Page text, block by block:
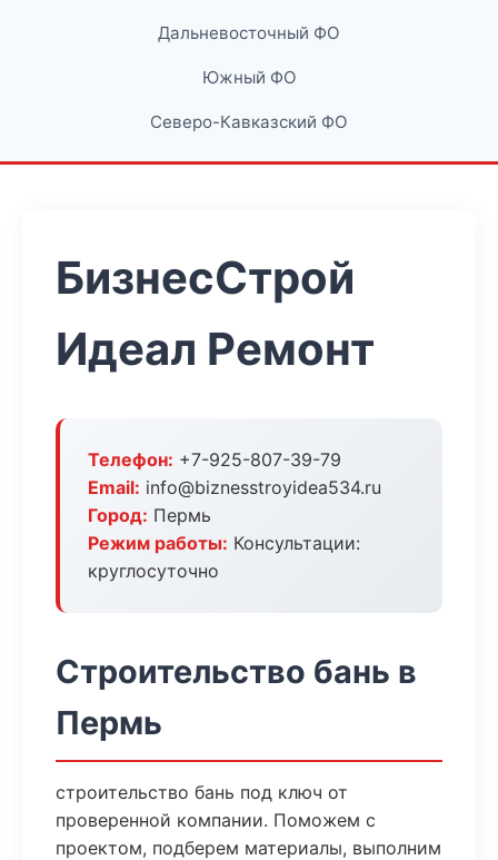
Дальневосточный ФО
Южный ФО
Северо-Кавказский ФО
БизнесСтрой
Идеал Ремонт
Телефон: +7-925-807-39-79
Email: info@biznesstroyidea534.ru
Город: Пермь
Режим работы: Консультации:
круглосуточно
Строительство бань в
Пермь
строительство бань под ключ от
проверенной компании. Поможем с
проектом, подберем материалы, выполним